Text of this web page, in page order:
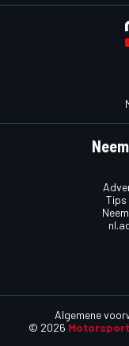
Tips
© 2026
Algemene